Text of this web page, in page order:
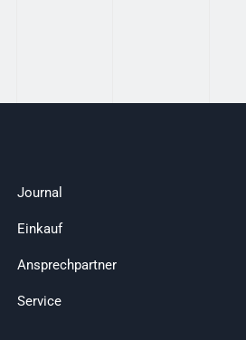
Journal
Einkauf
Ansprechpartner
Service